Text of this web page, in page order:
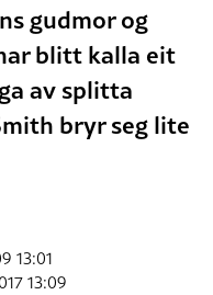
gudmor og
blitt kalla eit
av splitta
bryr seg lite
13:01
13:09